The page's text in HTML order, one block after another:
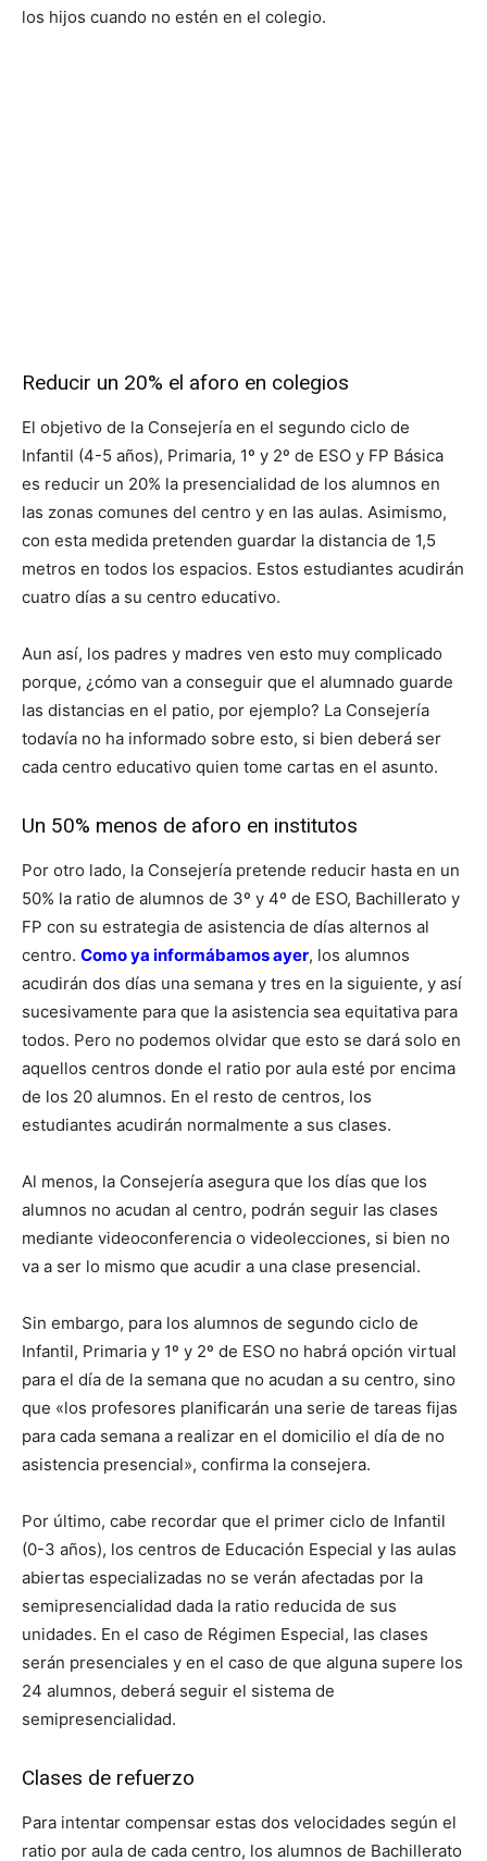
los hijos cuando no estén en el colegio.
Reducir un 20% el aforo en colegios
El objetivo de la Consejería en el segundo ciclo de
Infantil (4-5 años), Primaria, 1º y 2º de ESO y FP Básica
es reducir un 20% la presencialidad de los alumnos en
las zonas comunes del centro y en las aulas. Asimismo,
con esta medida pretenden guardar la distancia de 1,5
metros en todos los espacios. Estos estudiantes acudirán
cuatro días a su centro educativo.
Aun así, los padres y madres ven esto muy complicado
porque, ¿cómo van a conseguir que el alumnado guarde
las distancias en el patio, por ejemplo? La Consejería
todavía no ha informado sobre esto, si bien deberá ser
cada centro educativo quien tome cartas en el asunto.
Un 50% menos de aforo en institutos
Por otro lado, la Consejería pretende reducir hasta en un
50% la ratio de alumnos de 3º y 4º de ESO, Bachillerato y
FP con su estrategia de asistencia de días alternos al
centro. Como ya informábamos ayer, los alumnos
acudirán dos días una semana y tres en la siguiente, y así
sucesivamente para que la asistencia sea equitativa para
todos. Pero no podemos olvidar que esto se dará solo en
aquellos centros donde el ratio por aula esté por encima
de los 20 alumnos. En el resto de centros, los
estudiantes acudirán normalmente a sus clases.
Al menos, la Consejería asegura que los días que los
alumnos no acudan al centro, podrán seguir las clases
mediante videoconferencia o videolecciones, si bien no
va a ser lo mismo que acudir a una clase presencial.
Sin embargo, para los alumnos de segundo ciclo de
Infantil, Primaria y 1º y 2º de ESO no habrá opción virtual
para el día de la semana que no acudan a su centro, sino
que «los profesores planificarán una serie de tareas fijas
para cada semana a realizar en el domicilio el día de no
asistencia presencial», confirma la consejera.
Por último, cabe recordar que el primer ciclo de Infantil
(0-3 años), los centros de Educación Especial y las aulas
abiertas especializadas no se verán afectadas por la
semipresencialidad dada la ratio reducida de sus
unidades. En el caso de Régimen Especial, las clases
serán presenciales y en el caso de que alguna supere los
24 alumnos, deberá seguir el sistema de
semipresencialidad.
Clases de refuerzo
Para intentar compensar estas dos velocidades según el
ratio por aula de cada centro, los alumnos de Bachillerato